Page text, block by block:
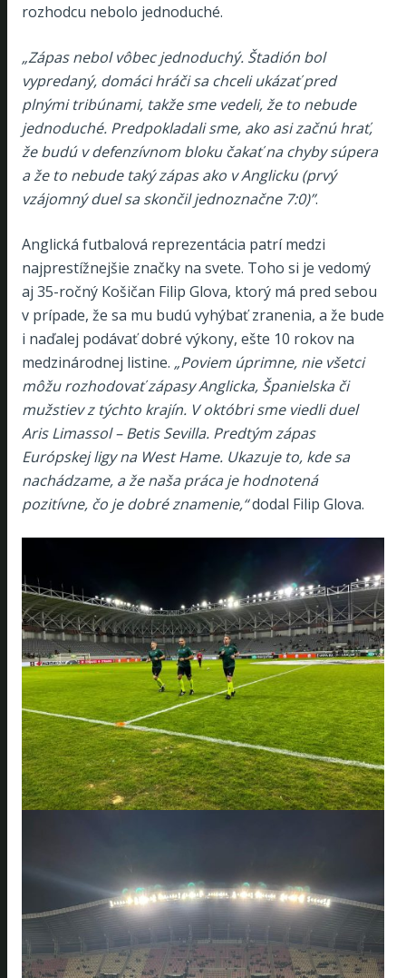
rozhodcu nebolo jednoduché.
„Zápas nebol vôbec jednoduchý. Štadión bol
vypredaný, domáci hráči sa chceli ukázať pred
plnými tribúnami, takže sme vedeli, že to nebude
jednoduché. Predpokladali sme, ako asi začnú hrať,
že budú v defenzívnom bloku čakať na chyby súpera
a že to nebude taký zápas ako v Anglicku (prvý
vzájomný duel sa skončil jednoznačne 7:0)”.
Anglická futbalová reprezentácia patrí medzi
najprestížnejšie značky na svete. Toho si je vedomý
aj 35-ročný Košičan Filip Glova, ktorý má pred sebou
v prípade, že sa mu budú vyhýbať zranenia, a že bude
i naďalej podávať dobré výkony, ešte 10 rokov na
medzinárodnej listine. „Poviem úprimne, nie všetci
môžu rozhodovať zápasy Anglicka, Španielska či
mužstiev z týchto krajín. V októbri sme viedli duel
Aris Limassol – Betis Sevilla. Predtým zápas
Európskej ligy na West Hame. Ukazuje to, kde sa
nachádzame, a že naša práca je hodnotená
pozitívne, čo je dobré znamenie,“dodal Filip Glova.